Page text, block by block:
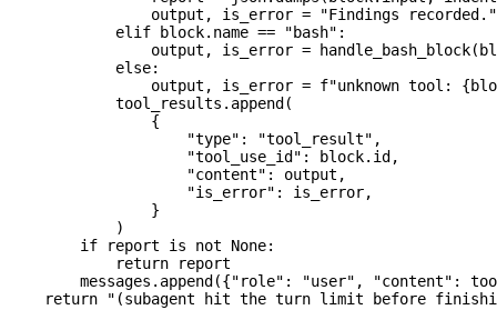
                output, is_error
= "Findings recorded."
            elif
block.name == "bash" :
                output, is_error
=
            else
:
                output, is_error
= f"unknown tool: {
            tool_results.append(
                {
                    "type"
: "tool_result" ,
                    "tool_use_id"
: block.id,
                    "content"
: output,
                    "is_error"
: is_error,
                }
            )
        if
report is not None:
            return
report
        messages.append({
"role" : "user" , "content" :
    return
"(subagent hit the turn limit before